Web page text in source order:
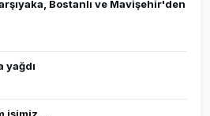
Bostanlı ve Mavişehir'den
yağdı